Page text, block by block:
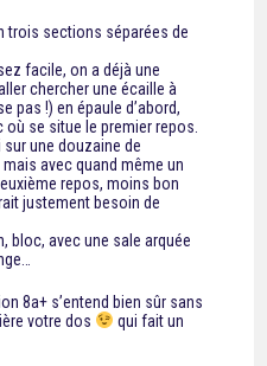
trois sections séparées de
facile, on a déjà une
chercher une écaille à
pas !) en épaule d’abord,
se situe le premier repos.
une douzaine de
avec quand même un
repos, moins bon
justement besoin de
bloc, avec une sale arquée
8a+ s’entend bien sûr sans
votre dos
qui fait un